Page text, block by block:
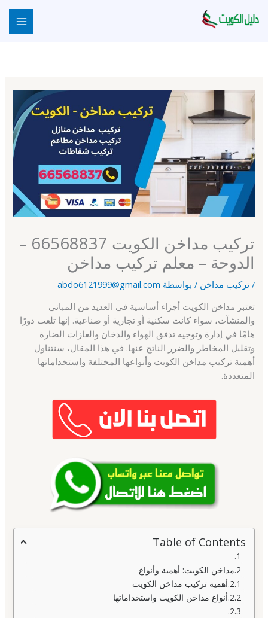
إلى
تركيب مداخن الكويت 66568837 –
الدوحة – معلم تركيب مداخن
/تركيب مداخن / بواسطة abdo6121999@gmail.com
تعتبر مداخن الكويت أجزاء أساسية في العديد من المباني
والمنشآت، سواء كانت سكنية أو تجارية أو صناعية. إنها تلعب دورًا
هامًا في إدارة وتوجيه تدفق الهواء والدخان والغازات الضارة
وتقليل المخاطر والضرر الناتج عنها. في هذا المقال، سنتناول
أهمية تركيب مداخن الكويت وأنواعها المختلفة واستخداماتها
المتعددة.
Table of Contents
مداخن الكويت: أهمية وأنواع
أهمية تركيب مداخن الكويت
أنواع مداخن الكويت واستخداماتها